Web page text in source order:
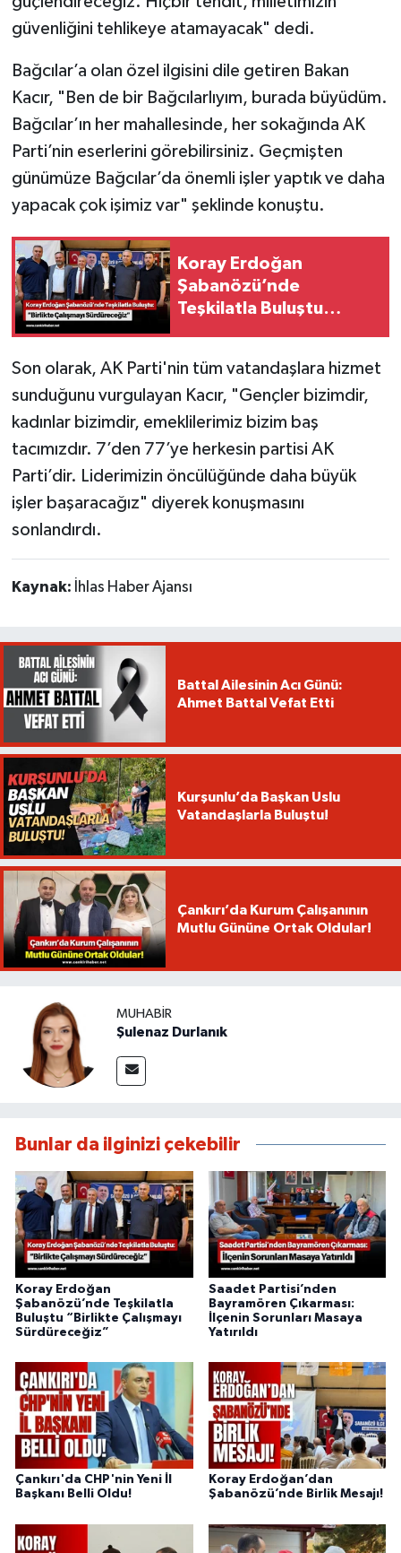
güvenliğini tehlikeye atamayacak" dedi.
Bağcılar’a olan özel ilgisini dile getiren Bakan
Kacır, "Ben de bir Bağcılarlıyım, burada büyüdüm.
Bağcılar’ın her mahallesinde, her sokağında AK
Parti’nin eserlerini görebilirsiniz. Geçmişten
günümüze Bağcılar’da önemli işler yaptık ve daha
yapacak çok işimiz var" şeklinde konuştu.
Koray Erdoğan
Şabanözü’nde
Teşkilatla Buluştu
Son olarak, AK Parti'nin tüm vatandaşlara hizmet
sunduğunu vurgulayan Kacır, "Gençler bizimdir,
kadınlar bizimdir, emeklilerimiz bizim baş
tacımızdır. 7’den 77’ye herkesin partisi AK
Parti’dir. Liderimizin öncülüğünde daha büyük
işler başaracağız" diyerek konuşmasını
sonlandırdı.
Kaynak: İhlas Haber Ajansı
Battal Ailesinin Acı Günü:
Ahmet Battal Vefat Etti
Kurşunlu’da Başkan Uslu
Vatandaşlarla Buluştu!
Çankırı’da Kurum Çalışanının
Mutlu Gününe Ortak Oldular!
MUHABIR
Şulenaz Durlanık
Bunlar da ilginizi çekebilir
Koray Erdoğan
Şabanözü’nde Teşkilatla
Buluştu “Birlikte Çalışmayı
Sürdüreceğiz”
Saadet Partisi’nden
Bayramören Çıkarması:
İlçenin Sorunları Masaya
Yatırıldı
Çankırı'da CHP'nin Yeni İl
Başkanı Belli Oldu!
Koray Erdoğan’dan
Şabanözü’nde Birlik Mesajı!